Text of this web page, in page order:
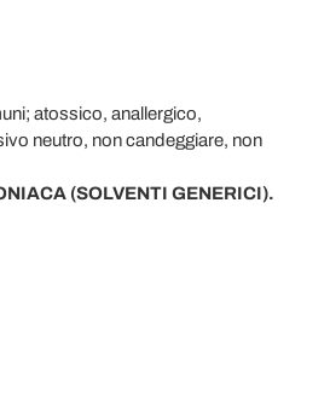
atossico, anallergico,
neutro, non candeggiare, non
(SOLVENTI GENERICI).